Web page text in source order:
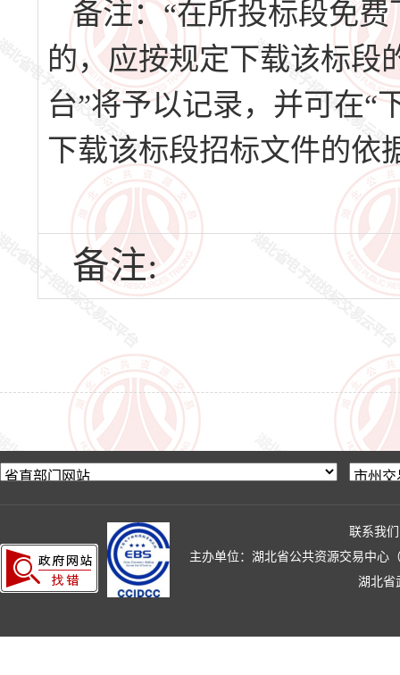
备注：“在所投标段免
的，应按规定下载该标段
台”将予以记录，并可在“
下载该标段招标文件的依
备注:
联系我们
主办单位：湖北省公共资源交易中心
湖北省